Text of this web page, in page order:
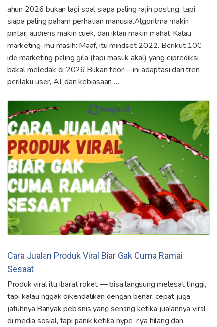
ahun 2026 bukan lagi soal siapa paling rajin posting, tapi
siapa paling paham perhatian manusia.Algoritma makin
pintar, audiens makin cuek, dan iklan makin mahal. Kalau
marketing-mu masih: Maaf, itu mindset 2022. Berikut 100
ide marketing paling gila (tapi masuk akal) yang diprediksi
bakal meledak di 2026.Bukan teori—ini adaptasi dari tren
perilaku user, AI, dan kebiasaan …
Cara Jualan Produk Viral Biar Gak Cuma Ramai
Sesaat
Produk viral itu ibarat roket — bisa langsung melesat tinggi,
tapi kalau nggak dikendalikan dengan benar, cepat juga
jatuhnya.Banyak pebisnis yang senang ketika jualannya viral
di media sosial, tapi panik ketika hype-nya hilang dan